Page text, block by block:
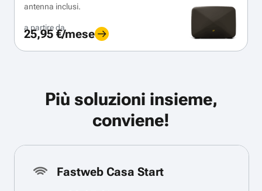
antenna inclusi.
a partire da
25,95 €/mese
Più soluzioni insieme,
conviene!
Fastweb Casa Start